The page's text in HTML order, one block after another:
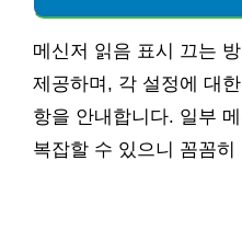
메신저 읽음 표시 끄는
제공하며, 각 설정에 대
항을 안내합니다. 일부
복잡할 수 있으니 꼼꼼